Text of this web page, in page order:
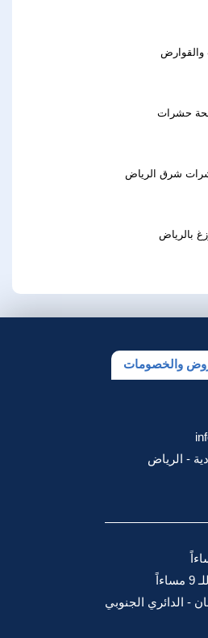
والقوارض
حشرات
شرق الرياض
بالرياض
والخصومات
- الرياض
- الدائري الجنوبي